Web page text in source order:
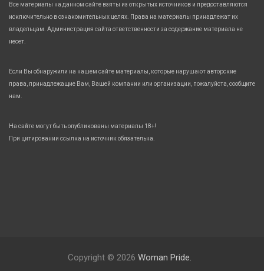
Все материалы на данном сайте взяты из открытых источников и предоставляются
исключительно в ознакомительных целях. Права на материалы принадлежат их
владельцам. Администрация сайта ответственности за содержание материала не
несет.
Если Вы обнаружили на нашем сайте материалы, которые нарушают авторские
права, принадлежащие Вам, Вашей компании или организации, пожалуйста, сообщите
нам.
На сайте могут быть опубликованы материалы 18+!
При цитировании ссылка на источник обязательна.
Copyright © 2026 Woman Pride.